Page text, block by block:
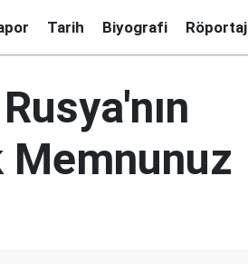
Tarih Biyografi Röportaj